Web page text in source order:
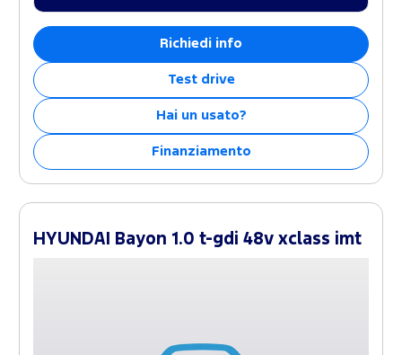
Richiedi info
Test drive
Hai un usato?
Finanziamento
HYUNDAI Bayon 1.0 t-gdi 48v xclass imt